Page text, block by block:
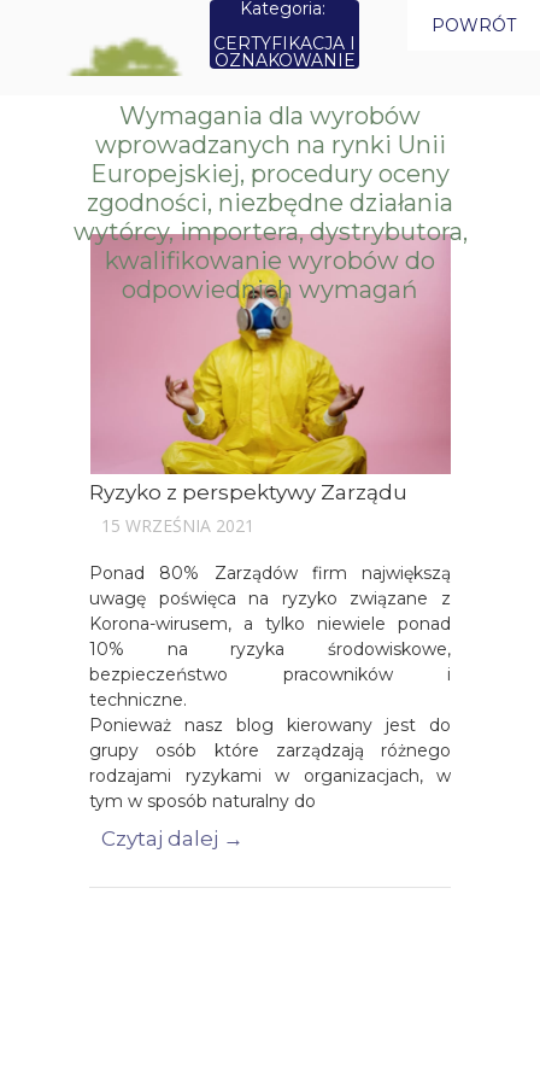
POWRÓT
Kategoria:
CERTYFIKACJA I
OZNAKOWANIE
Wymagania dla wyrobów
wprowadzanych na rynki Unii
Europejskiej, procedury oceny
zgodności, niezbędne działania
wytórcy, importera, dystrybutora,
kwalifikowanie wyrobów do
odpowiednich wymagań
Ryzyko z perspektywy Zarządu
15 WRZEŚNIA 2021
Ponad 80% Zarządów firm największą
uwagę poświęca na ryzyko związane z
Korona-wirusem, a tylko niewiele ponad
10% na ryzyka środowiskowe,
bezpieczeństwo pracowników i
techniczne.
Ponieważ nasz blog kierowany jest do
grupy osób które zarządzają różnego
rodzajami ryzykami w organizacjach, w
tym w sposób naturalny do
Czytaj dalej →